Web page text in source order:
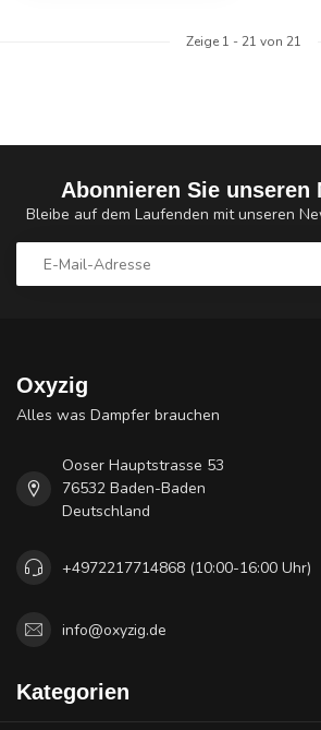
Zeige 1 - 21 von 21
Abonnieren Sie unseren
Bleibe auf dem Laufenden mit unseren
Oxyzig
Alles was Dampfer brauchen
Ooser Hauptstrasse 53
76532 Baden-Baden
Deutschland
+4972217714868 (10:00-16:00 Uhr)
info@oxyzig.de
Kategorien